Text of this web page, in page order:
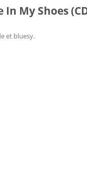
My Shoes
et bluesy.